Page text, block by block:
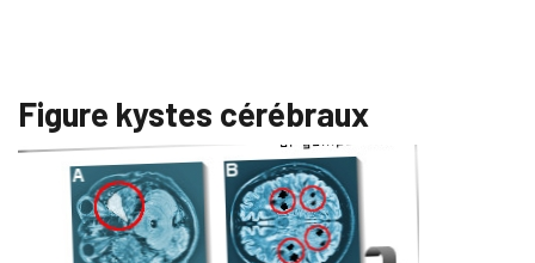
Figure kystes cérébraux